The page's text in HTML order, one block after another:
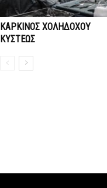
ΚΑΡΚΙΝΟΣ ΧΟΛΗΔΟΧΟΥ
ΚΥΣΤΕΩΣ